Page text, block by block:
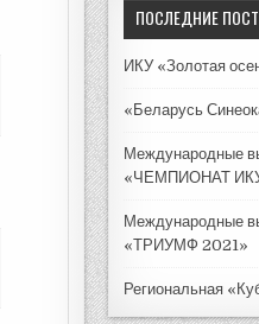
д
л
:
ПОСЛЕДНИЕ
ИКУ «Золотая
«Беларусь
Международные
«ЧЕМПИОНАТ
Международные
«ТРИУМФ 2021»
Региональная